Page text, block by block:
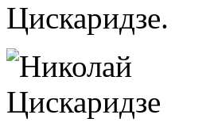
Цискаридзе.